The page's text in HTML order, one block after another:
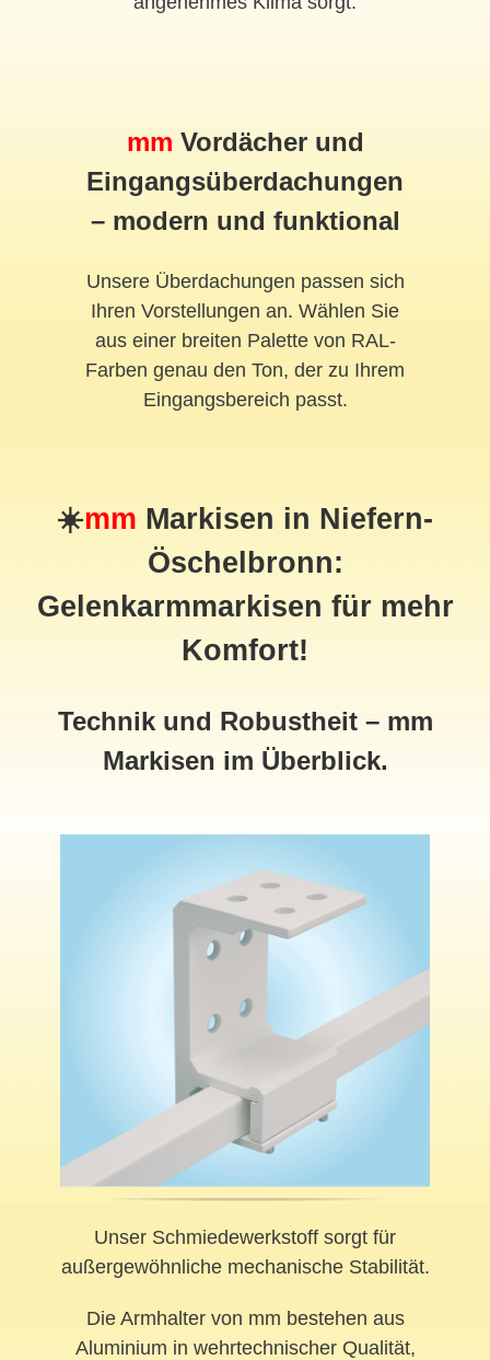
mm Vordächer und
Eingangsüberdachungen
– modern und funktional
Unsere Überdachungen passen sich
Ihren Vorstellungen an. Wählen Sie
aus einer breiten Palette von RAL-
Farben genau den Ton, der zu Ihrem
Eingangsbereich passt.
☀️mm Markisen in Niefern-
Öschelbronn:
Gelenkarmmarkisen für mehr
Komfort!
Technik und Robustheit – mm
Markisen im Überblick.
Unser Schmiedewerkstoff sorgt für
außergewöhnliche mechanische Stabilität.
Die Armhalter von mm bestehen aus
Aluminium in wehrtechnischer Qualität,